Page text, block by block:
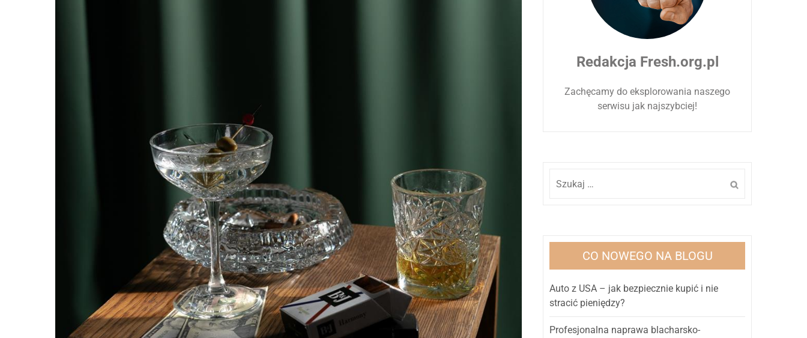
Redakcja Fresh.org.pl
Zachęcamy do eksplorowania naszego
serwisu jak najszybciej!
CO NOWEGO NA BLOGU
Auto z USA – jak bezpiecznie kupić i nie
stracić pieniędzy?
Profesjonalna naprawa blacharsko-